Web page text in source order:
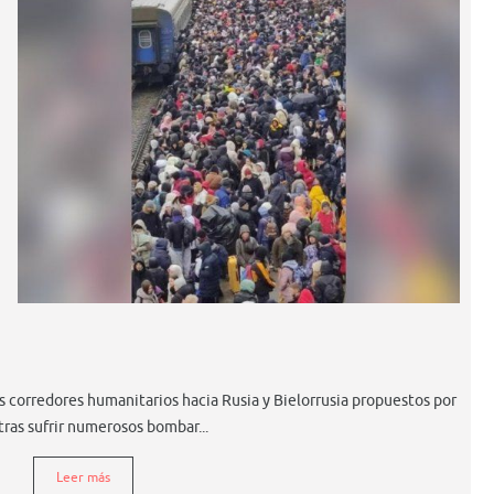
corredores humanitarios hacia Rusia y Bielorrusia propuestos por
sufrir numerosos bombar...
Leer más